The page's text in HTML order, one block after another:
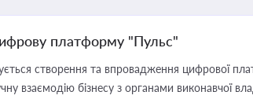
платформу "Пульс"
створення та впровадження цифрової
взаємодію бізнесу з органами виконавчої